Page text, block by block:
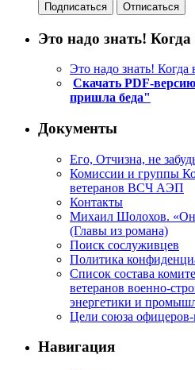
Это надо знать!
Это надо знать!
Скачать PDF-
пришла беда"
Документы
Его, Отчизна, не
Комиссии и группы
ветеранов ВСЧ АЭП
Контакты
Михаил Шолохов.
(Главы из романа)
Поиск сослуживцев
Политика
Список состава
ветеранов военно-
энергетики и
Цели союза
Навигация